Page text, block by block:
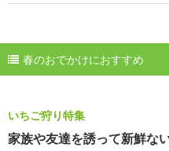
春のおでかけにおすすめ
いちご狩り特集
家族や友達を誘って新鮮な